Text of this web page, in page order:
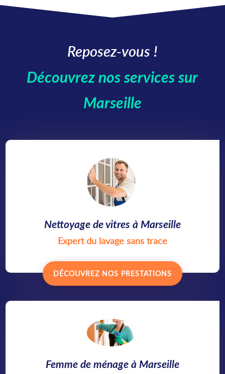
Reposez-vous !
Découvrez nos services sur
Marseille
Nettoyage de vitres à Marseille
Expert du lavage sans trace
DÉCOUVREZ NOS PRESTATIONS
Femme de ménage à Marseille